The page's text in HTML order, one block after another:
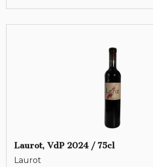
Laurot, VdP 2024 / 75cl
Laurot